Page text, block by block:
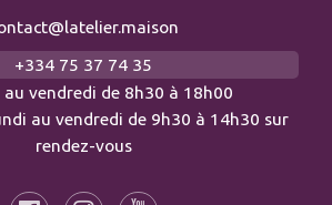
+334 75 37 74 35
vendredi de 8h30 à 18h00
au vendredi de 9h30 à 14h30 sur
rendez-vous